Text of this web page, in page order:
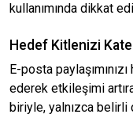
kullanımında dikkat
Hedef Kitlenizi
E-posta
ederek etkileşimi
biriyle, yalnızca